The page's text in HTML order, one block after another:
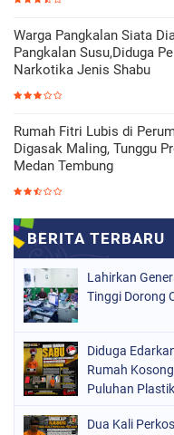
Warga Pangkalan Siata
Pangkalan Susu,Diduga
Narkotika Jenis Shabu
Rumah Fitri Lubis di
Digasak Maling, Tunggu
Medan Tembung
Lahirkan
Tinggi Dorong
Diduga
Rumah
Puluhan
Dua Kali